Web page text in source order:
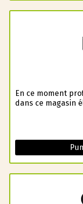
En ce moment
dans ce magasin